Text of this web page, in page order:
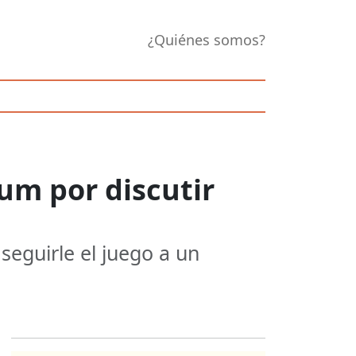
¿Quiénes somos?
por discutir
el juego a un